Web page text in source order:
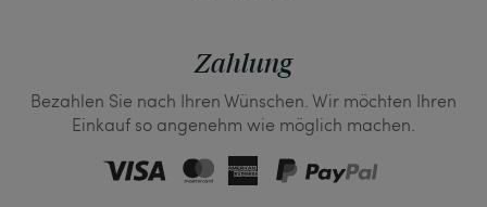
Zahlung
Bezahlen Sie nach Ihren Wünschen. Wir möchten Ihren
Einkauf so angenehm wie möglich machen.